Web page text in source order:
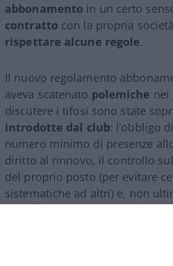
abbonamento in un certo
contratto con la propria
rispettare alcune regole.
Il nuovo regolamento
aveva scatenato polemiche nei
discutere i tifosi sono state
introdotte dal club: l’obbligo
numero minimo di presenze
diritto al rinnovo, il controllo
del proprio posto (per evitare
sistematiche ad altri) e, non